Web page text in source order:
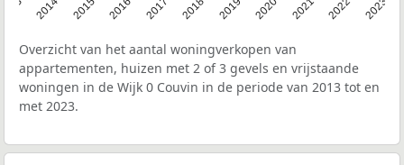
2014 2015 2016 2017 2018 2019 2020 2021 2022 2023
Overzicht van het aantal woningverkopen van
appartementen, huizen met 2 of 3 gevels en vrijstaande
woningen in de Wijk 0 Couvin in de periode van 2013 tot en
met 2023.